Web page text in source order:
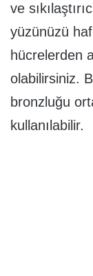
ve
yüzünüzü
hücrelerden
olabilirsiniz.
bronzluğu
kullanılabilir.